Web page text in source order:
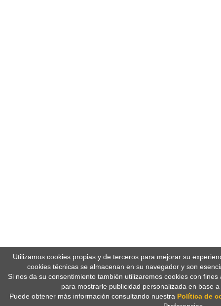
Utilizamos cookies propias y de terceros para mejorar su
cookies técnicas se almacenan en su navegador y son
Si nos da su consentimiento también utilizaremos cookies con
para mostrarle publicidad personalizada en base
Puede obtener más información consultando nuestra Política de